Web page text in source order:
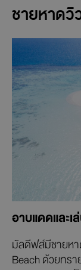
ชายหาด
อาบแดดและ
มัลดีฟส์มีชายหา
Beach ด้วยทรา